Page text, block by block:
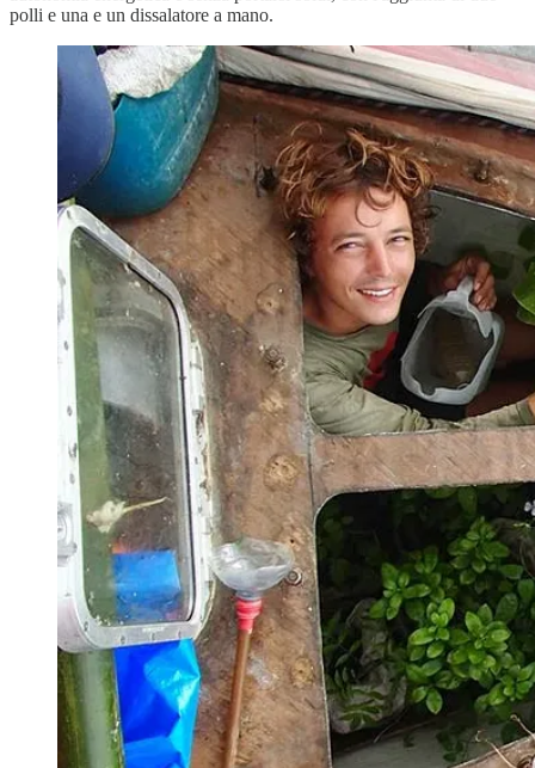
polli e una e un dissalatore a mano.